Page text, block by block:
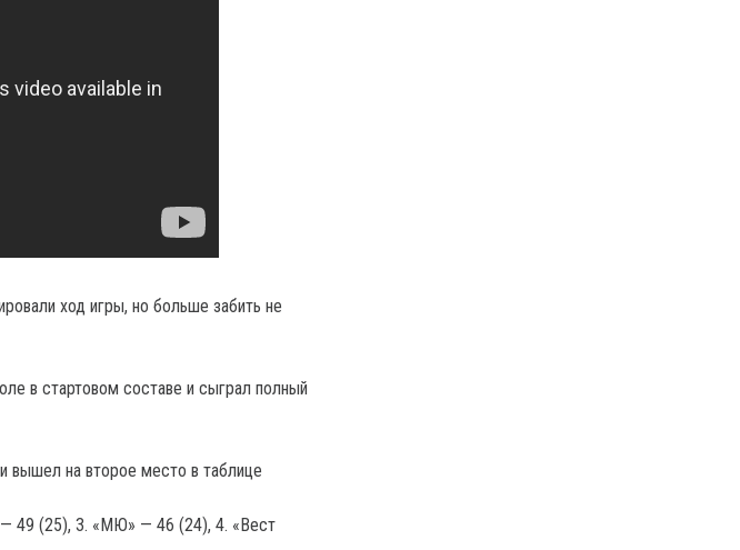
ход игры, но больше забить не
в стартовом составе и сыграл полный
вышел на второе место в таблице
49 (25), 3. «МЮ» — 46 (24), 4. «Вест